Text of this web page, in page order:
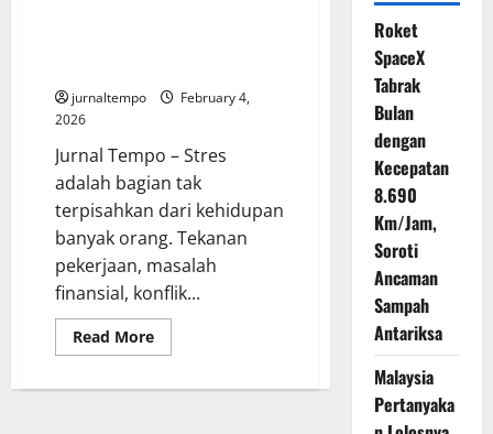
jurnaltempo
February 4,
2026
Jurnal Tempo – Stres
adalah bagian tak
terpisahkan dari kehidupan
banyak orang. Tekanan
pekerjaan, masalah
finansial, konflik...
Read MoreRead
more
Tak
Roket
SpaceX
Tabrak
Bulan
dengan
Kecepatan
8.690
Km/Jam,
Soroti
Ancaman
Sampah
Antariksa
Malaysia
Pertanyaka